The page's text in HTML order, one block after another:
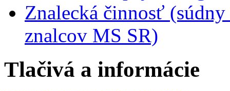
Znalecká činnosť
znalcov MS SR)
Tlačivá a informácie